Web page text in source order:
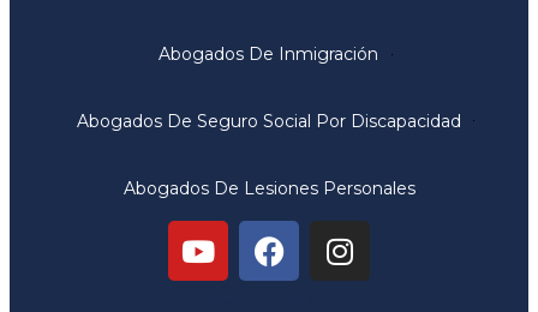
Abogados De Inmigración
Abogados De Seguro Social Por Discapacidad
Abogados De Lesiones Personales